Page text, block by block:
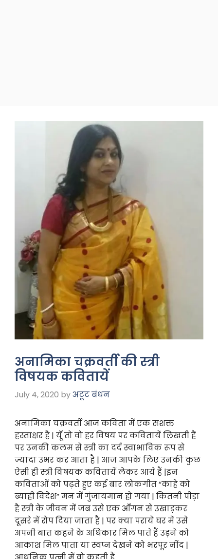
अनामिका चक्रवर्ती की स्त्री
विषयक कवितायें
July 4, 2020 byअटूट बंधन
अनामिका चक्रवर्ती आज कविता में एक सशक्त
हस्ताक्षर हैं | यूँ तो वो हर विषय पर कवितायें लिखती हैं
पर उनकी कलम से स्त्री का दर्द स्वाभाविक रूप से
ज्यादा उभर कर आता है | आज आपके लिए उनकी कुछ
ऐसी ही स्त्री विषयक कवितायें लेकर आये हैं |इन
कविताओं को पढ़ते हुए कई बार लोकगीत “काहे को
ब्याही विदेश” मन में गुंजायमान हो गया | कितनी पीड़ा
है स्त्री के जीवन में जब उसे एक आँगन से उखाड़कर
दूसरे में रोप दिया जाता है | पर क्या पराये घर में उसे
अपनी बात कहने के अधिकार मिल पाते हैं उड़ने को
आकाश मिल पाता या स्वप्न देखने को भरपूर नींद |